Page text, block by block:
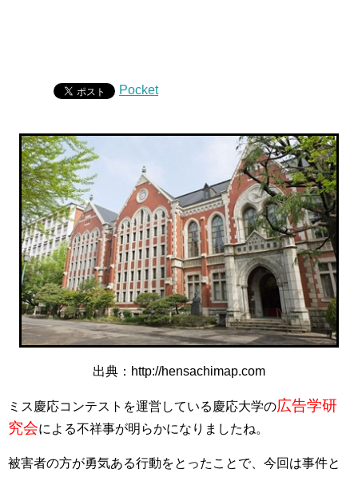
Pocket
出典：http://hensachimap.com
ミス慶応コンテストを運営している慶応大学の広告学研
究会による不祥事が明らかになりましたね。
被害者の方が勇気ある行動をとったことで、今回は事件と